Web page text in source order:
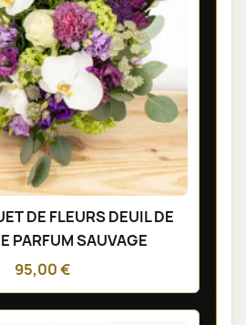
DE FLEURS DEUIL DE
PARFUM SAUVAGE
95,00 €